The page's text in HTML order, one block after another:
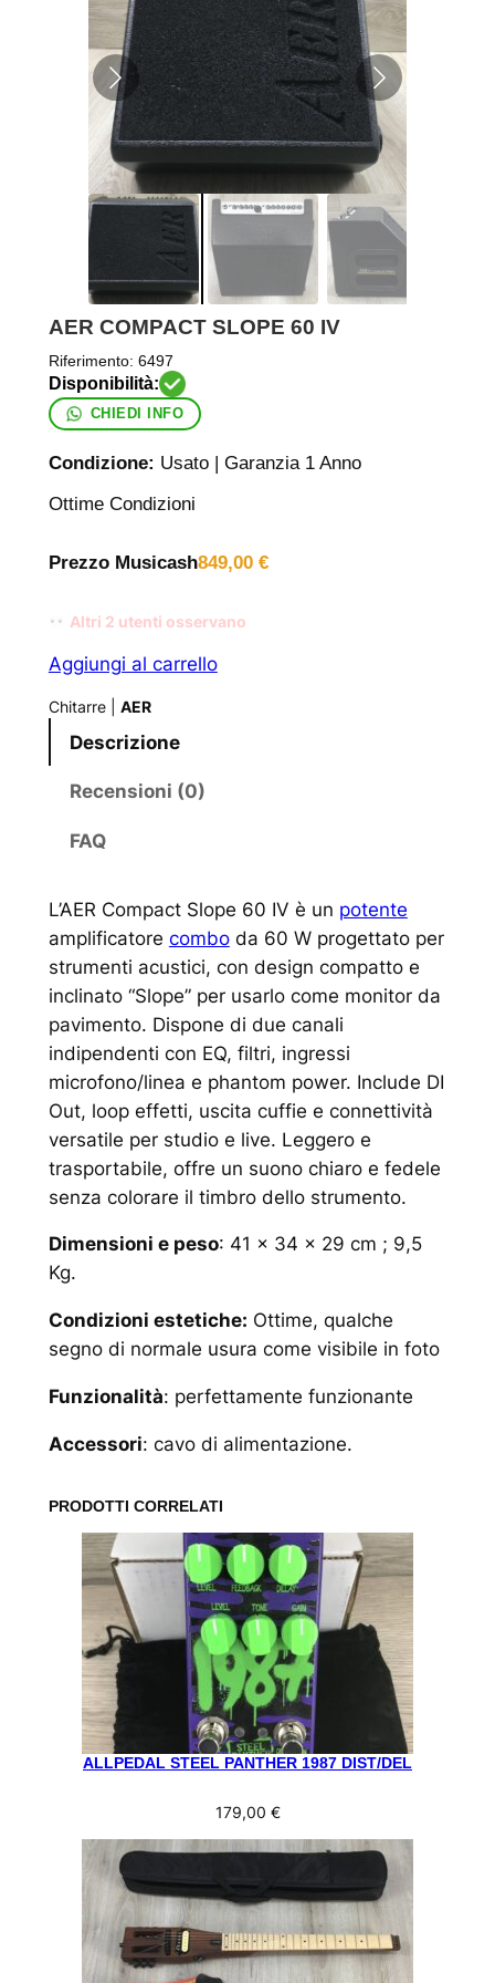
AER COMPACT SLOPE 60 IV
Riferimento: 6497
CHIEDI INFO
Condizione: Usato | Garanzia 1 Anno
Ottime Condizioni
Prezzo Musicash849,00 €
Altri 2 utenti osservano
Aggiungi al carrello
Chitarre| AER
Descrizione
Recensioni (0)
FAQ
L’AER Compact Slope 60 IV è un potente
amplificatore comboda 60 W progettato per
strumenti acustici, con design compatto e
inclinato “Slope” per usarlo come monitor da
pavimento. Dispone di due canali
indipendenti con EQ, filtri, ingressi
microfono/linea e phantom power. Include DI
Out, loop effetti, uscita cuffie e connettività
versatile per studio e live. Leggero e
trasportabile, offre un suono chiaro e fedele
senza colorare il timbro dello strumento.
Dimensioni e peso: 41 x 34 x 29 cm ; 9,5
Kg.
Condizioni estetiche: Ottime, qualche
segno di normale usura come visibile in foto
Funzionalità: perfettamente funzionante
Accessori: cavo di alimentazione.
PRODOTTI CORRELATI
ALLPEDAL STEEL PANTHER 1987 DIST/DEL
179,00 €